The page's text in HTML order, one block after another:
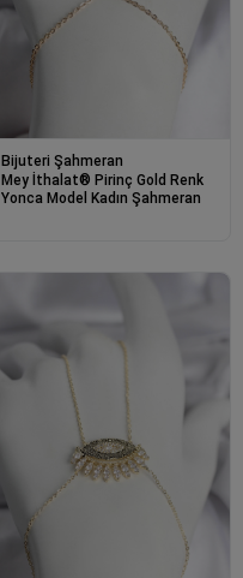
Bijuteri Şahmeran
Mey İthalat® Pirinç Gold Renk
Yonca Model Kadın Şahmeran